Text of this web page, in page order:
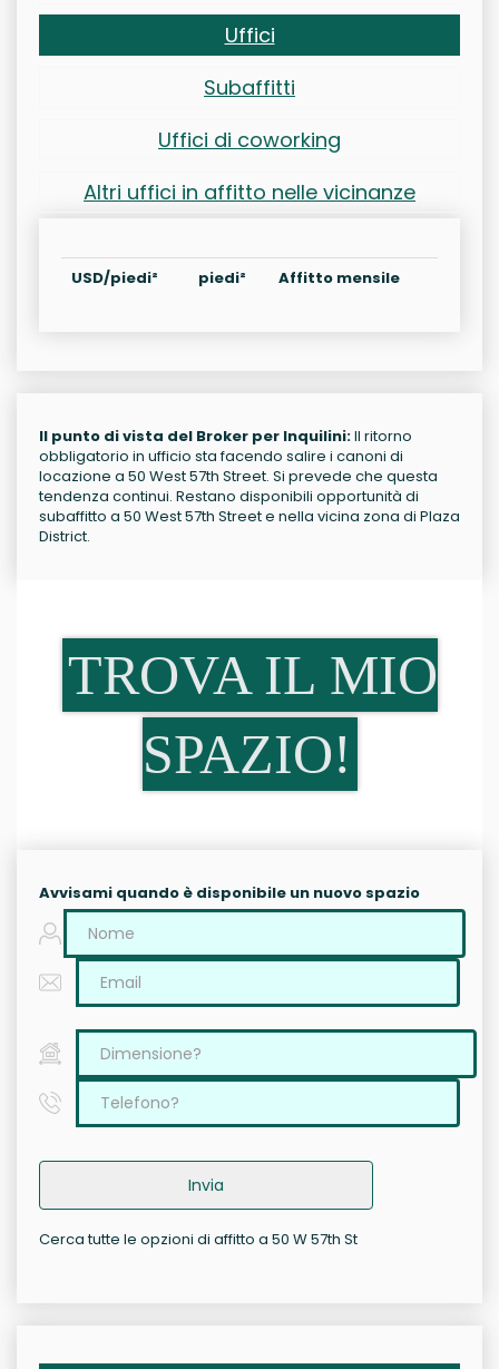
Uffici
Subaffitti
Uffici di coworking
Altri uffici in affitto nelle vicinanze
USD/piedi² piedi² Affitto mensile
Il punto di vista del Broker per Inquilini:Il ritorno
obbligatorio in ufficio sta facendo salire i canoni di
locazione a 50 West 57th Street. Si prevede che questa
tendenza continui. Restano disponibili opportunità di
subaffitto a 50 West 57th Street e nella vicina zona di Plaza
District.
TROVA IL MIO
SPAZIO!
Avvisami quando è disponibile un nuovo spazio
Invia
Cerca tutte le opzioni di affitto a 50 W 57th St